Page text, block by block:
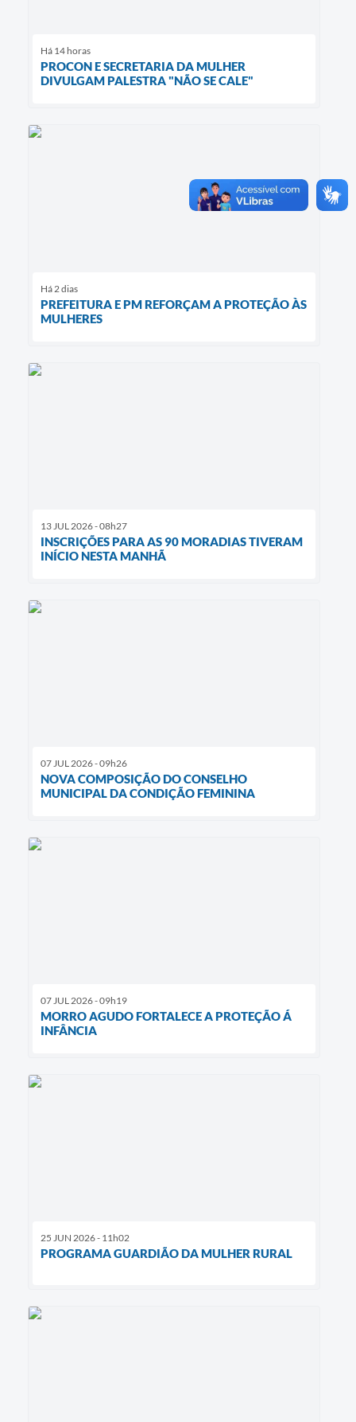
Há 14 horas
PROCON E SECRETARIA DA MULHER
DIVULGAM PALESTRA "NÃO SE CALE"
Há 2 dias
PREFEITURA E PM REFORÇAM A PROTEÇÃO ÀS
MULHERES
13 JUL 2026 - 08h27
INSCRIÇÕES PARA AS 90 MORADIAS TIVERAM
INÍCIO NESTA MANHÃ
07 JUL 2026 - 09h26
NOVA COMPOSIÇÃO DO CONSELHO
MUNICIPAL DA CONDIÇÃO FEMININA
07 JUL 2026 - 09h19
MORRO AGUDO FORTALECE A PROTEÇÃO Á
INFÂNCIA
25 JUN 2026 - 11h02
PROGRAMA GUARDIÃO DA MULHER RURAL